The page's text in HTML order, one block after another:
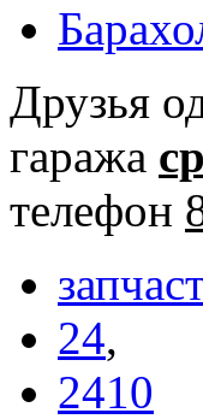
Друзья
гаража
телефон
24,
2410